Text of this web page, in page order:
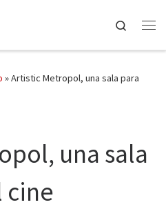
Search
»Artistic Metropol, una sala para
una sala
cine